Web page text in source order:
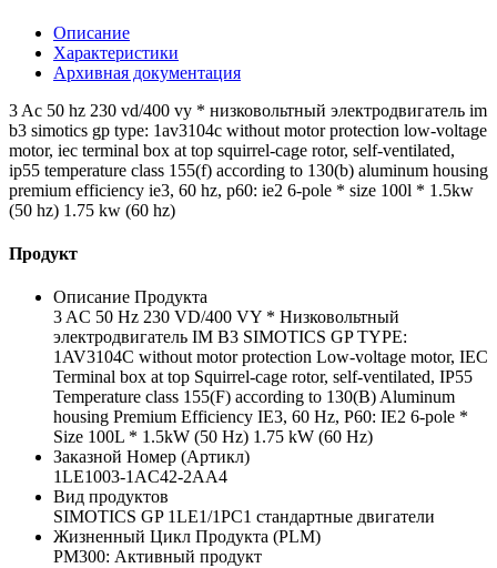
Описание
Характеристики
Архивная документация
3 Ac 50 hz 230 vd/400 vy * низковольтный электродвигатель im
b3 simotics gp type: 1av3104c without motor protection low-voltage
motor, iec terminal box at top squirrel-cage rotor, self-ventilated,
ip55 temperature class 155(f) according to 130(b) aluminum housing
premium efficiency ie3, 60 hz, p60: ie2 6-pole * size 100l * 1.5kw
(50 hz) 1.75 kw (60 hz)
Продукт
Описание Продукта
3 AC 50 Hz 230 VD/400 VY * Низковольтный
электродвигатель IM B3 SIMOTICS GP TYPE:
1AV3104C without motor protection Low-voltage motor, IEC
Terminal box at top Squirrel-cage rotor, self-ventilated, IP55
Temperature class 155(F) according to 130(B) Aluminum
housing Premium Efficiency IE3, 60 Hz, P60: IE2 6-pole *
Size 100L * 1.5kW (50 Hz) 1.75 kW (60 Hz)
Заказной Номер (Артикл)
1LE1003-1AC42-2AA4
Вид продуктов
SIMOTICS GP 1LE1/1PC1 стандартные двигатели
Жизненный Цикл Продукта (PLM)
PM300: Активный продукт